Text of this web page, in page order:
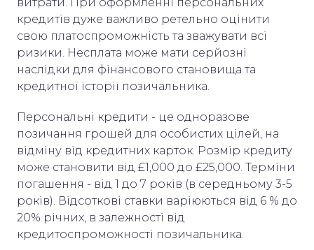
кредитів дуже важливо ретельно оцінити
свою платоспроможність та зважувати всі
ризики. Несплата може мати серйозні
наслідки для фінансового становища та
кредитної історії позичальника.
Персональні кредити - це одноразове
позичання грошей для особистих цілей, на
відміну від кредитних карток. Розмір кредиту
може становити від £1,000 до £25,000. Терміни
погашення - від 1 до 7 років (в середньому 3-5
років). Відсоткові ставки варіюються від 6 % до
20% річних, в залежності від
кредитоспроможності позичальника.